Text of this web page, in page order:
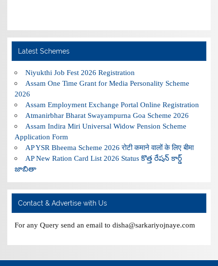
Latest Schemes
Niyukthi Job Fest 2026 Registration
Assam One Time Grant for Media Personality Scheme
2026
Assam Employment Exchange Portal Online Registration
Atmanirbhar Bharat Swayampurna Goa Scheme 2026
Assam Indira Miri Universal Widow Pension Scheme
Application Form
AP YSR Bheema Scheme 2026 रोटी कमाने वालों के लिए बीमा
AP New Ration Card List 2026 Status కొత్త రేషన్ కార్డ్
జాబితా
Contact & Advertise with Us
For any Query send an email to disha@sarkariyojnaye.com